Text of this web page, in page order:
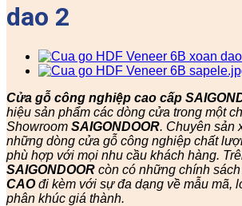
dao 2
Cửa gỗ công nghiệp cao cấp
hiệu sản phẩm các dòng cửa trong một
Showroom SAIGONDOOR. Chuyên sản
những dòng cửa gỗ công nghiệp chất
phù hợp với mọi nhu cầu khách hàng.
SAIGONDOOR còn có những chính
CAOđi kèm với sự đa dạng về mẫu mã,
phân khúc giá thành.